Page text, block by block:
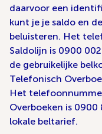
daarvoor een
kunt je je saldo en
beluisteren. Het
Saldolijn is 0900
de gebruikelijke
Telefonisch
Het
Overboeken is
lokale beltarief.